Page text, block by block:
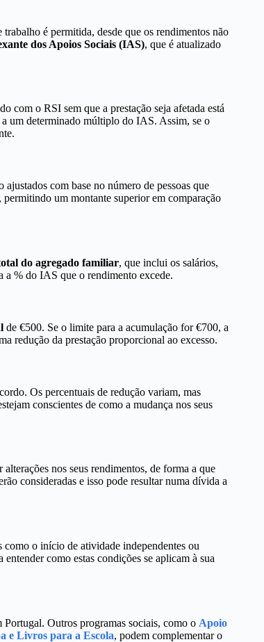
é permitida, desde que os rendimentos não
dos Apoios Sociais (IAS), que é atualizado
com o RSI sem que a prestação seja afetada está
um determinado múltiplo do IAS. Assim, se o
com base no número de pessoas que
um montante superior em comparação
do agregado familiar, que inclui os salários,
a % do IAS que o rendimento excede.
de €500. Se o limite para a acumulação for €700, a
redução da prestação proporcional ao excesso.
Os percentuais de redução variam, mas
conscientes de como a mudança nos seus
nos seus rendimentos, de forma a que
consideradas e isso pode resultar numa dívida a
como o início de atividade independentes ou
como estas condições se aplicam à sua
Portugal. Outros programas sociais, como o Apoio
e Livros para a Escola, podem complementar o